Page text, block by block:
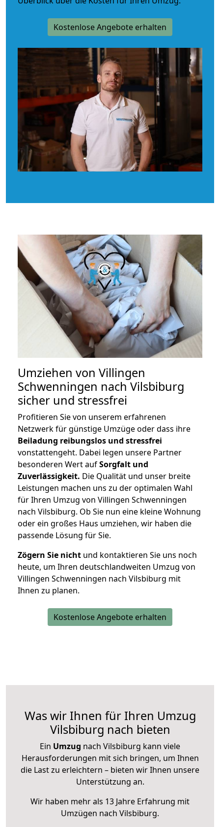
Kostenlose Angebote erhalten
Umziehen von Villingen
Schwenningen nach Vilsbiburg
sicher und stressfrei
Profitieren Sie von unserem erfahrenen
Netzwerk für günstige Umzüge oder dass ihre
Beiladung reibungslos und stressfrei
vonstattengeht. Dabei legen unsere Partner
besonderen Wert aufSorgfalt und
Zuverlässigkeit. Die Qualität und unser breite
Leistungen machen uns zu der optimalen Wahl
für Ihren Umzug von Villingen Schwenningen
nach Vilsbiburg. Ob Sie nun eine kleine Wohnung
oder ein großes Haus umziehen, wir haben die
passende Lösung für Sie.
Zögern Sie nicht und kontaktieren Sie uns noch
heute, um Ihren deutschlandweiten Umzug von
Villingen Schwenningen nach Vilsbiburg mit
Ihnen zu planen.
Kostenlose Angebote erhalten
Was wir Ihnen für Ihren Umzug
Vilsbiburg nach bieten
Ein Umzug nach Vilsbiburg kann viele
Herausforderungen mit sich bringen, um Ihnen
die Last zu erleichtern – bieten wir Ihnen unsere
Unterstützung an.
Wir haben mehr als 13 Jahre Erfahrung mit
Umzügen nach Vilsbiburg.